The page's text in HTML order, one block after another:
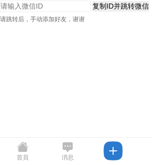
复制ID并跳转微信
请跳转后，手动添加好友，谢谢
首頁 消息